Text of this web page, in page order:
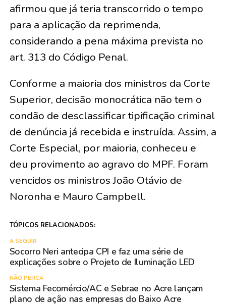
afirmou que já teria transcorrido o tempo
para a aplicação da reprimenda,
considerando a pena máxima prevista no
art. 313 do Código Penal.
Conforme a maioria dos ministros da Corte
Superior, decisão monocrática não tem o
condão de desclassificar tipificação criminal
de denúncia já recebida e instruída. Assim, a
Corte Especial, por maioria, conheceu e
deu provimento ao agravo do MPF. Foram
vencidos os ministros João Otávio de
Noronha e Mauro Campbell.
TÓPICOS RELACIONADOS:
A SEGUIR
Socorro Neri antecipa CPI e faz uma série de
explicações sobre o Projeto de Iluminação LED
NÃO PERCA
Sistema Fecomércio/AC e Sebrae no Acre lançam
plano de ação nas empresas do Baixo Acre